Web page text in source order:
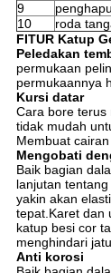
9
10
roda
FITUR Katup
Peledakan
permukaan
permukaannya
Kursi datar
Cara bore terus
tidak mudah
Membuat
Mengobati
Baik bagian
lanjutan
yakin akan
tepat.Karet dan
katup besi cor
menghindari
Anti korosi